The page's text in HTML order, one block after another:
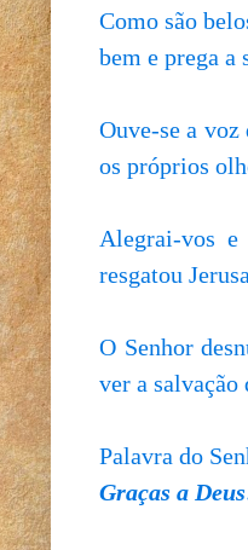
Como são
bem e prega a
Ouve-se a
os próprios
Alegrai-vos e
resgatou
O Senhor
ver a salvação
Palavra do
Graças a